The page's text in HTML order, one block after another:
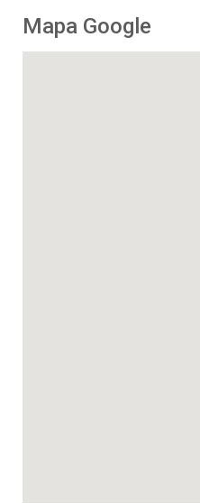
Mapa Google